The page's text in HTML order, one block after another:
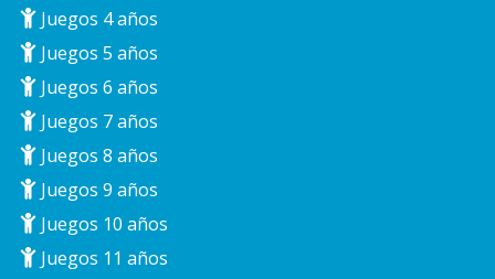
Juegos 4 años
Juegos 5 años
Juegos 6 años
Juegos 7 años
Juegos 8 años
Juegos 9 años
Juegos 10 años
Juegos 11 años